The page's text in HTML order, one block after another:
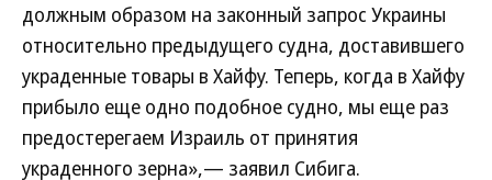
должным образом на законный запрос Украины
относительно предыдущего судна, доставившего
украденные товары в Хайфу. Теперь, когда в Хайфу
прибыло еще одно подобное судно, мы еще раз
предостерегаем Израиль от принятия
украденного зерна»,— заявил Сибига.